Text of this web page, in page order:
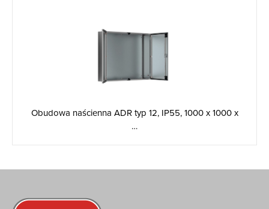
Obudowa naścienna ADR typ 12, IP55, 1000 x 1000 x
…